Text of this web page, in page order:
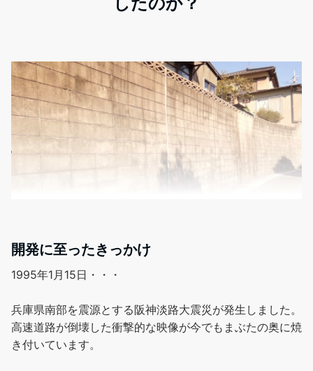
開発に至ったきっかけ
1995年1月15日・・・
兵庫県南部を震源とする阪神淡路大震災が発生しました。
高速道路が倒壊した衝撃的な映像が今でもまぶたの奥に焼
き付いています。